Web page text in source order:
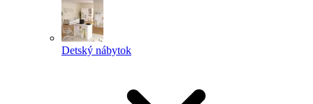
Detský nábytok